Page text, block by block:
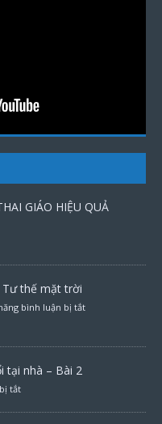
GIÁO HIỆU QUẢ
Tư thế mặt trời
bình luận bị tắt
tại nhà – Bài 2
tắt